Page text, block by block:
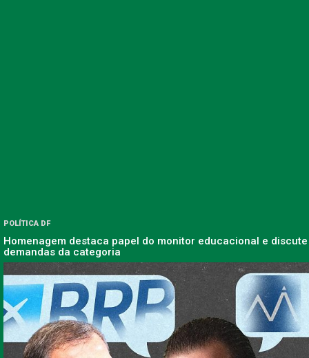
POLÍTICA DF
Homenagem destaca papel do monitor educacional e discute
demandas da categoria